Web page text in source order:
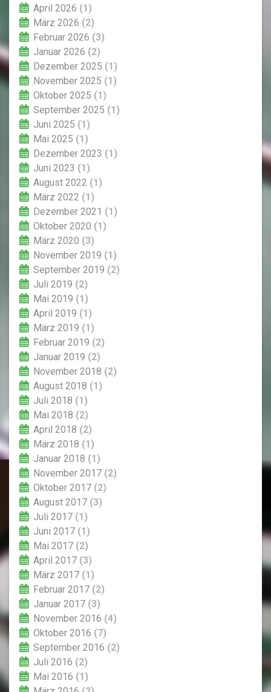
April 2026 (1)
März 2026 (2)
Februar 2026 (3)
Januar 2026 (2)
Dezember 2025 (1)
November 2025 (1)
Oktober 2025 (1)
September 2025 (1)
Juni 2025 (1)
Mai 2025 (1)
Dezember 2023 (1)
Juni 2023 (1)
August 2022 (1)
März 2022 (1)
Dezember 2021 (1)
Oktober 2020 (1)
März 2020 (3)
November 2019 (1)
September 2019 (2)
Juli 2019 (2)
Mai 2019 (1)
April 2019 (1)
März 2019 (1)
Februar 2019 (2)
Januar 2019 (2)
November 2018 (2)
August 2018 (1)
Juli 2018 (1)
Mai 2018 (2)
April 2018 (2)
März 2018 (1)
Januar 2018 (1)
November 2017 (2)
Oktober 2017 (2)
August 2017 (3)
Juli 2017 (1)
Juni 2017 (1)
Mai 2017 (2)
April 2017 (3)
März 2017 (1)
Februar 2017 (2)
Januar 2017 (3)
November 2016 (4)
Oktober 2016 (7)
September 2016 (2)
Juli 2016 (2)
Mai 2016 (1)